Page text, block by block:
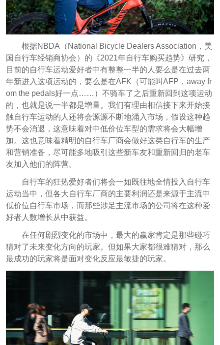
根据NBDA（National Bicycle Dealers Association，美
国自行车经销商协会）的《2021年自行车购买趋势》研究，
目前的自行车运动爱好者中有整整一半的人要么是在过去两
年新进入这项运动的，要么是在AFK（可能叫AFP，away fr
om the pedals好一点……）不骑车了之后重新回到这项运动
的，也就是说一半都是增量。我们有理由相信接下来开始接
触自行车运动的人还将会源源不断地涌入市场，假设这种趋
势不会消退，这意味着对中低价位车型的需求将会大幅增
加。这也意味着精明的自行车厂商会做好这类自行车的生产
和营销准备，尽可能多地吸引这些新车友和重新回归的老车
友加入他们的阵营。
自行车的狂热爱好者们将会一如既往地全情投入自行车
运动当中，但各大自行车厂商的主要利润还是来源于主流中
低价位自行车市场，而那些涉足主流市场的公司将在这种爱
好者人数增长从中获益。
在任何剧烈变化的市场中，最大的赢家肯定是那些碰巧
猜对了未来变化方向的玩家。但如果大家都很难猜对，那么
最成功的玩家将是面对变化反应最敏捷的玩家。